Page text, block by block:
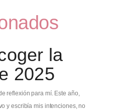
la
2025
reflexión para mí. Este año,
y escribía mis intenciones, no